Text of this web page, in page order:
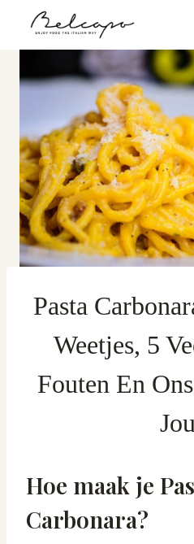
content
Pasta
Weetjes, 5
Fouten En
Hoe maak je
Carbonara?